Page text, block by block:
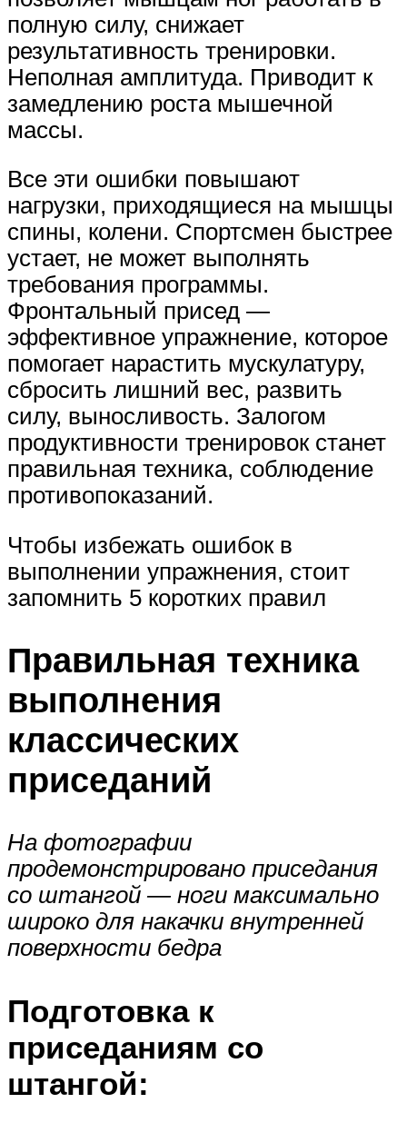
полную силу, снижает
результативность тренировки.
Неполная амплитуда. Приводит к
замедлению роста мышечной
массы.
Все эти ошибки повышают
нагрузки, приходящиеся на мышцы
спины, колени. Спортсмен быстрее
устает, не может выполнять
требования программы.
Фронтальный присед —
эффективное упражнение, которое
помогает нарастить мускулатуру,
сбросить лишний вес, развить
силу, выносливость. Залогом
продуктивности тренировок станет
правильная техника, соблюдение
противопоказаний.
Чтобы избежать ошибок в
выполнении упражнения, стоит
запомнить 5 коротких правил
Правильная техника
выполнения
классических
приседаний
На фотографии
продемонстрировано приседания
со штангой — ноги максимально
широко для накачки внутренней
поверхности бедра
Подготовка к
приседаниям со
штангой: